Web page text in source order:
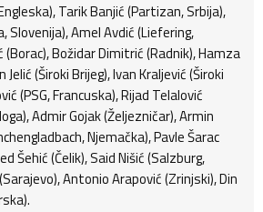
Tarik Banjić (Partizan, Srbija),
Slovenija), Amel Avdić (Liefering,
Božidar Dimitrić (Radnik), Hamza
Jelić (Široki Brijeg), Ivan Kraljević (Široki
(PSG, Francuska), Rijad Telalović
Admir Gojak (Željezničar), Armin
Njemačka), Pavle Šarac
Šehić (Čelik), Said Nišić (Salzburg,
Antonio Arapović (Zrinjski), Din